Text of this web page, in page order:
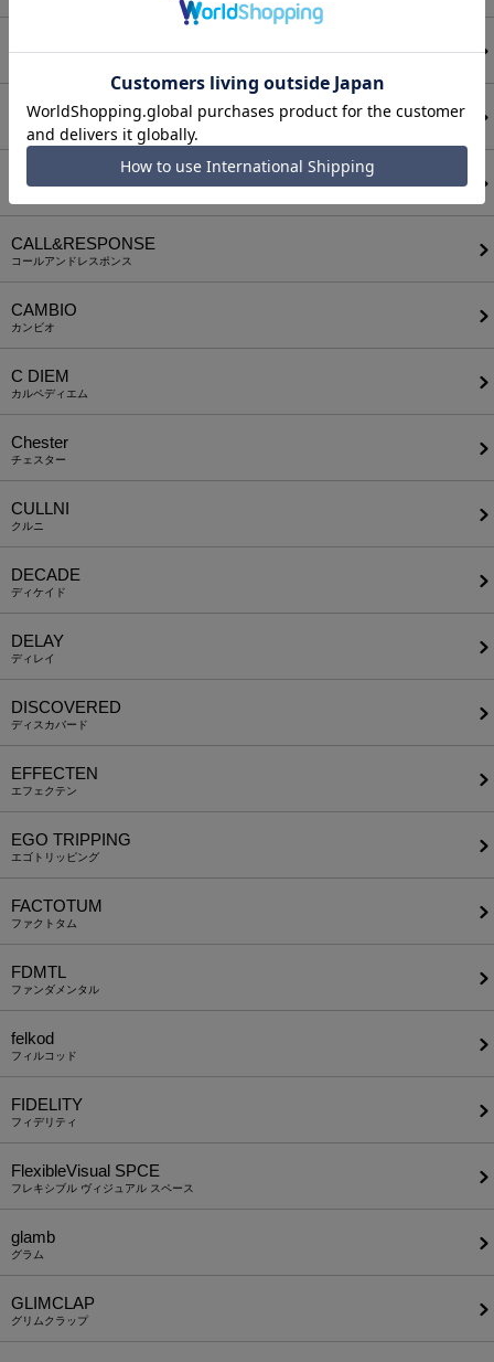
AUI NITE
アウィナイト
CALL&RESPONSE
コールアンドレスポンス
CAMBIO
カンビオ
C DIEM
カルペディエム
Chester
チェスター
CULLNI
クルニ
DECADE
ディケイド
DELAY
ディレイ
DISCOVERED
ディスカバード
EFFECTEN
エフェクテン
EGO TRIPPING
エゴトリッピング
FACTOTUM
ファクトタム
FDMTL
ファンダメンタル
felkod
フィルコッド
FIDELITY
フィデリティ
FlexibleVisual SPCE
フレキシブル ヴィジュアル スペース
glamb
グラム
GLIMCLAP
グリムクラップ